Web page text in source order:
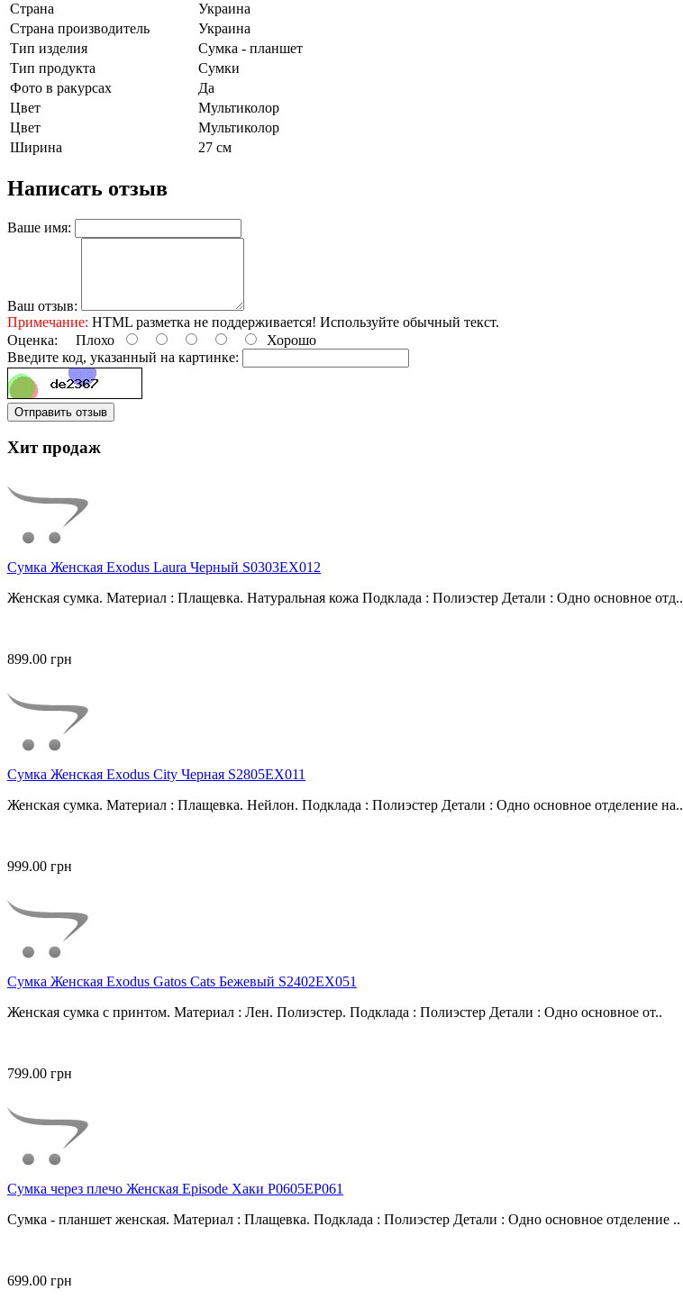
Страна
Украина
Страна производитель
Украина
Тип изделия
Сумка - планшет
Тип продукта
Сумки
Фото в ракурсах
Да
Цвет
Мультиколор
Цвет
Мультиколор
Ширина
27 см
Написать отзыв
Ваше имя:
Ваш отзыв:
Примечание: HTML разметка не поддерживается! Используйте обычный текст.
Оценка: Плохо
Хорошо
Введите код, указанный на картинке:
Отправить отзыв
Хит продаж
Сумка Женская Exodus Laura Черный S0303EX012
Женская сумка. Материал : Плащевка. Натуральная кожа Подклада : Полиэстер Детали : Одно основное отд..
899.00 грн
Сумка Женская Exodus City Черная S2805EX011
Женская сумка. Материал : Плащевка. Нейлон. Подклада : Полиэстер Детали : Одно основное отделение на..
999.00 грн
Сумка Женская Exodus Gatos Cats Бежевый S2402EX051
Женская сумка с принтом. Материал : Лен. Полиэстер. Подклада : Полиэстер Детали : Одно основное от..
799.00 грн
Сумка через плечо Женская Episode Хаки P0605EP061
Сумка - планшет женская. Материал : Плащевка. Подклада : Полиэстер Детали : Одно основное отделение ..
699.00 грн